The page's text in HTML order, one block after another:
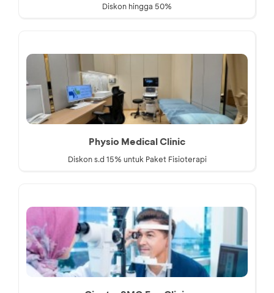
Diskon hingga 50%
Physio Medical Clinic
Diskon s.d 15% untuk Paket Fisioterapi